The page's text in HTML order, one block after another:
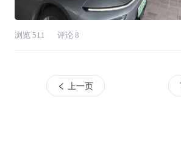
浏览 511 评论 8
上一页